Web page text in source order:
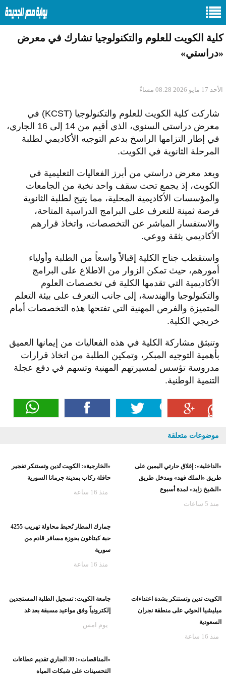
كلية الكويت للعلوم والتكنولوجيا تشارك في معرض
«دراستي»
الأحد 17 مايو 2026 08:28 مساءً
شاركت كلية الكويت للعلوم والتكنولوجيا (KCST) في
معرض دراستي السنوي، الذي أقيم من 14 إلى 16 الجاري،
في إطار التزامها الراسخ بدعم التوجيه الأكاديمي لطلبة
المرحلة الثانوية في الكويت.
ويعد معرض دراستي من أبرز الفعاليات التعليمية في
الكويت، إذ يجمع تحت سقف واحد نخبة من الجامعات
والمؤسسات الأكاديمية المحلية، مما يتيح لطلبة الثانوية
فرصة ثمينة للتعرف على البرامج الدراسية المتاحة،
والاستفسار المباشر عن التخصصات، واتخاذ قرارهم
الأكاديمي بثقة ووعي.
واستقطب جناح الكلية إقبالاً واسعاً من الطلبة وأولياء
أمورهم، حيث تمكن الزوار من الاطلاع على البرامج
الأكاديمية التي تقدمها الكلية في تخصصات العلوم
والتكنولوجيا والهندسة، إلى جانب التعرف على بيئة التعلم
المتميزة والفرص المهنية التي تفتحها هذه التخصصات أمام
خريجي الكلية.
وتنبثق مشاركة الكلية في هذه الفعاليات من إيمانها العميق
بأهمية التوجيه المبكر، وتمكين الطلبة من اتخاذ قرارات
مدروسة تؤسس لمسيرتهم المهنية وتسهم في دفع عجلة
التنمية الوطنية.
موضوعات متعلقة
«الداخلية»: إغلاق حارتي اليمين على
طريق «الملك فهد» ومدخل طريق
«الشيخ زايد» لمدة أسبوع
منذ 5 ساعات
«الخارجية»: الكويت تُدين وتستنكر تفجير
حافلة ركاب بمدينة جرمانا السورية
منذ 16 ساعة
جمارك المطار تُحبط محاولة تهريب 4255
حبة كبتاغون بحوزة مسافر قادم من
سورية
منذ 16 ساعة
الكويت تدين وتستنكر بشدة اعتداءات
ميليشيا الحوثي على منطقة نجران
السعودية
منذ 16 ساعة
جامعة الكويت: تسجيل الطلبة المستجدين
إلكترونياً وفق مواعيد مسبقة بعد غد
يوم امس
«المناقصات»: 30 الجاري تقديم عطاءات
التحسينات على شبكات المياه